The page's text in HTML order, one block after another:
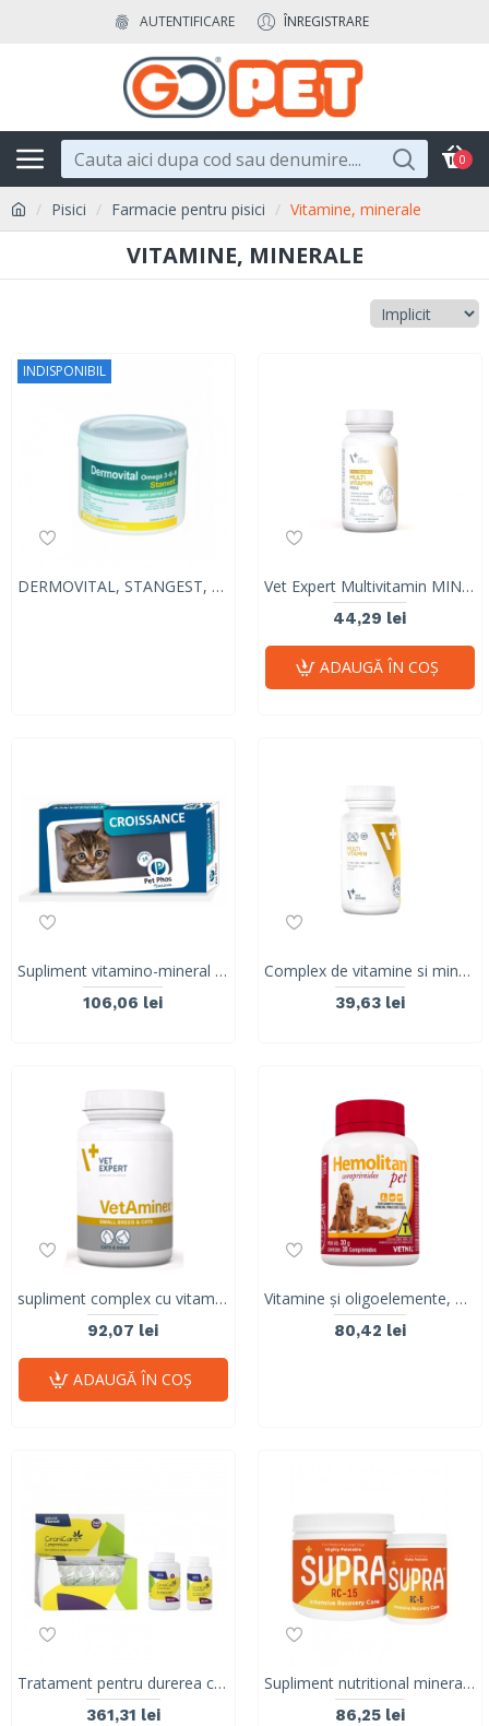
AUTENTIFICARE ÎNREGISTRARE
0
Pisici Farmacie pentru pisici Vitamine, minerale
VITAMINE, MINERALE
INDISPONIBIL
DERMOVITAL, STANGEST, 300 capsule Vet Expert Multivitamin MINI – Supliment vitaminic-mineral pentru câini de talie mică și pisici
44,29 lei
ADAUGĂ ÎN COŞ
Supliment vitamino-mineral PET PHOS FELIN CROISSANCE, CEVA, 96 comprimate
106,06 lei
Complex de vitamine si minerale pentru caini si pisici Multivitamin Twist Off, VetExpert, 30 capsule
39,63 lei
supliment complex cu vitamine și minerale pentru pisici și câini de talie mică VetAminex Vet Expert 60 caps
92,07 lei
ADAUGĂ ÎN COŞ
Vitamine și oligoelemente, precursor al metabolismului celular, Hemolitan® Pet, Vetnil, 30 comprimate
80,42 lei
Tratament pentru durerea cronică, artrită, osteoartrită, boli autoimmune, cancer , boli neurodegenerative, CRONICARE, Stangest, 120 tab
361,31 lei
Supliment nutritional mineralo-vitaminic pentru recuperare in caz de anemie, convalescența si gestionarea inapetentei SUPRA RC 5, VetNova, 30 comprimate
86,25 lei